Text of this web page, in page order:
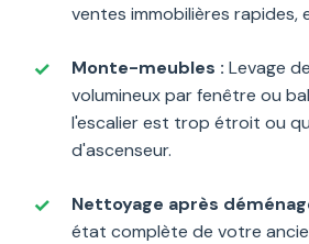
ventes immobilières rapides,
Monte-meubles : Levage
volumineux par fenêtre ou
l'escalier est trop étroit ou
d'ascenseur.
Nettoyage après
état complète de votre